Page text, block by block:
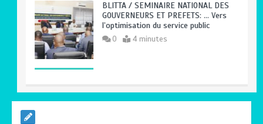
BLITTA / SEMINAIRE NATIONAL DES
GOUVERNEURS ET PREFETS: … Vers
l’optimisation du service public
0 4 minutes